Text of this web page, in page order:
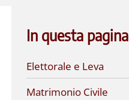
In questa pagina
Elettorale e Leva
Matrimonio Civile